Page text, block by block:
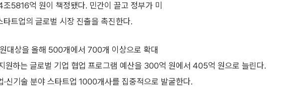
조5816억 원이 책정됐다. 민간이 끌고 정부가 미
타트업의 글로벌 시장 진출을 촉진한다.
대상을 올해 500개에서 700개 이상으로 확대
원하는 글로벌 기업 협업 프로그램 예산을 300억 원에서 405억 원으로 늘린다.
신기술 분야 스타트업 1000개사를 집중적으로 발굴한다.